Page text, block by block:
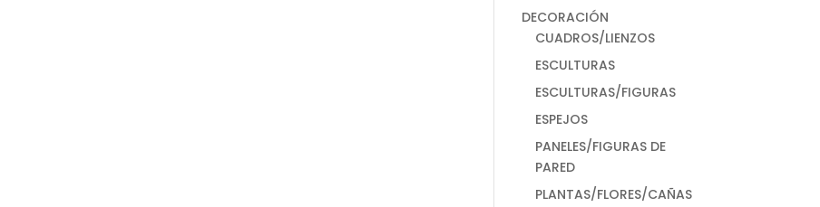
DECORACIÓN
CUADROS/LIENZOS
ESCULTURAS
ESCULTURAS/FIGURAS
ESPEJOS
PANELES/FIGURAS DE
PARED
PLANTAS/FLORES/CAÑAS